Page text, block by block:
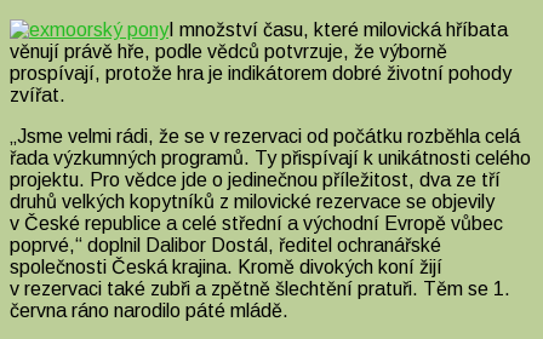
I množství času, které milovická hříbata
věnují právě hře, podle vědců potvrzuje, že výborně
prospívají, protože hra je indikátorem dobré životní pohody
zvířat.
„Jsme velmi rádi, že se v rezervaci od počátku rozběhla celá
řada výzkumných programů. Ty přispívají k unikátnosti celého
projektu. Pro vědce jde o jedinečnou příležitost, dva ze tří
druhů velkých kopytníků z milovické rezervace se objevily
v České republice a celé střední a východní Evropě vůbec
poprvé,“ doplnil Dalibor Dostál, ředitel ochranářské
společnosti Česká krajina. Kromě divokých koní žijí
v rezervaci také zubři a zpětně šlechtění pratuři. Těm se 1.
června ráno narodilo páté mládě.